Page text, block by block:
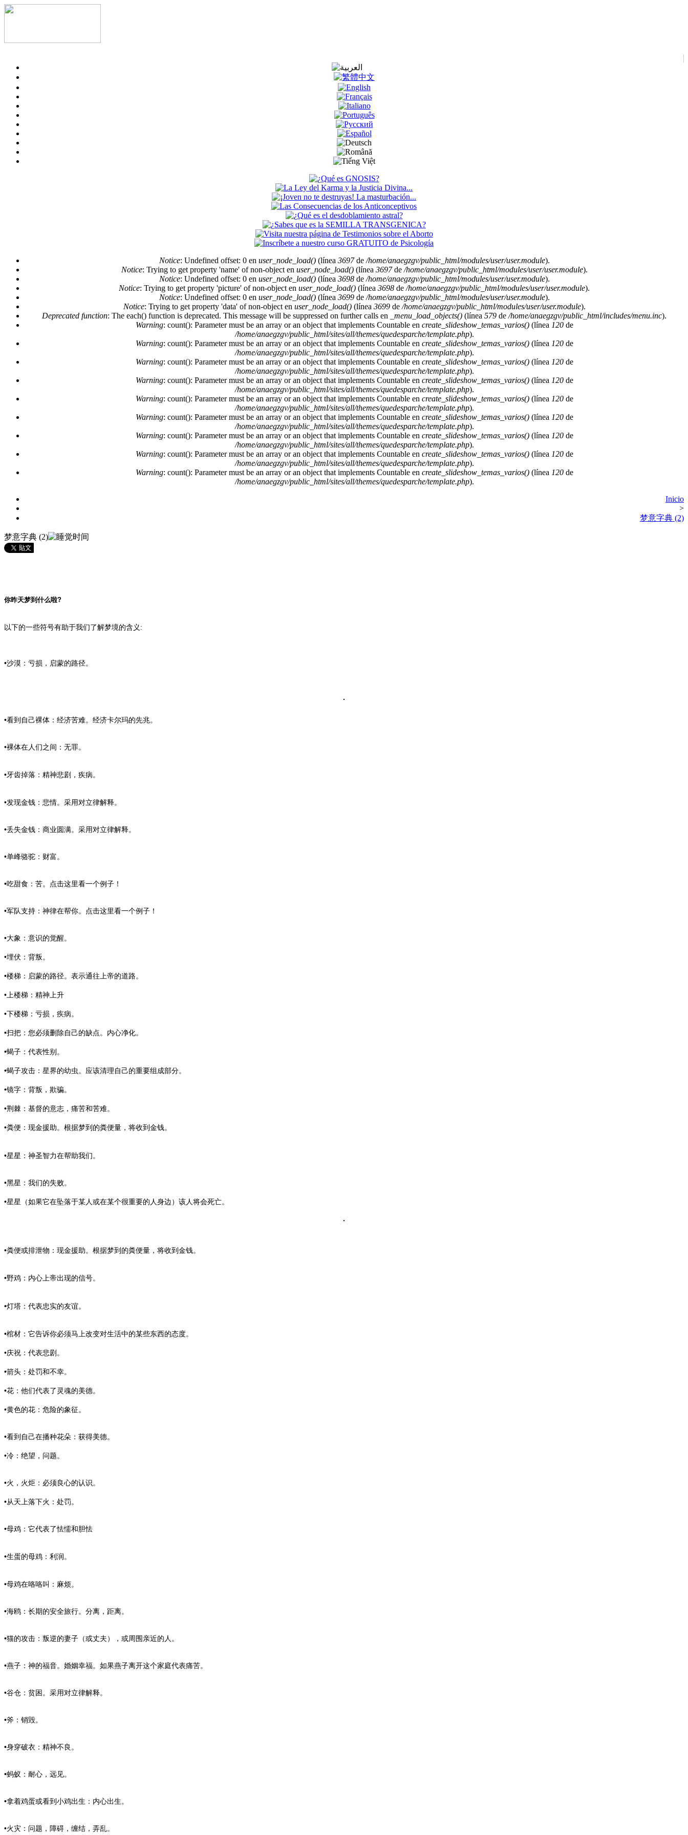
Mensaje de error
Notice: Undefined offset: 0 en user_node_load()(línea 3697de /home/anaegzgv/public_html/modules/user/user.module).
Notice: Trying to get property 'name' of non-object en user_node_load()(línea 3697de /home/anaegzgv/public_html/modules/user/user.module).
Notice: Undefined offset: 0 en user_node_load()(línea 3698de /home/anaegzgv/public_html/modules/user/user.module).
Notice: Trying to get property 'picture' of non-object en user_node_load() (línea 3698 de /home/anaegzgv/public_html/modules/user/user.module).
Notice: Undefined offset: 0 en user_node_load()(línea 3699de /home/anaegzgv/public_html/modules/user/user.module).
Notice: Trying to get property 'data' of non-object en user_node_load()(línea 3699de /home/anaegzgv/public_html/modules/user/user.module).
Deprecated function: The each() function is deprecated. This message will be suppressed on further calls en _menu_load_objects() (línea 579 de /home/anaegzgv/public_html/includes/menu.inc).
Warning: count(): Parameter must be an array or an object that implements Countable en create_slideshow_temas_varios()(línea 120de
/home/anaegzgv/public_html/sites/all/themes/quedesparche/template.php).
Warning: count(): Parameter must be an array or an object that implements Countable en create_slideshow_temas_varios()(línea 120de
/home/anaegzgv/public_html/sites/all/themes/quedesparche/template.php).
Warning: count(): Parameter must be an array or an object that implements Countable en create_slideshow_temas_varios()(línea 120de
/home/anaegzgv/public_html/sites/all/themes/quedesparche/template.php).
Warning: count(): Parameter must be an array or an object that implements Countable en create_slideshow_temas_varios()(línea 120de
/home/anaegzgv/public_html/sites/all/themes/quedesparche/template.php).
Warning: count(): Parameter must be an array or an object that implements Countable en create_slideshow_temas_varios()(línea 120de
/home/anaegzgv/public_html/sites/all/themes/quedesparche/template.php).
Warning: count(): Parameter must be an array or an object that implements Countable en create_slideshow_temas_varios()(línea 120de
/home/anaegzgv/public_html/sites/all/themes/quedesparche/template.php).
Warning: count(): Parameter must be an array or an object that implements Countable en create_slideshow_temas_varios()(línea 120de
/home/anaegzgv/public_html/sites/all/themes/quedesparche/template.php).
Warning: count(): Parameter must be an array or an object that implements Countable en create_slideshow_temas_varios()(línea 120de
/home/anaegzgv/public_html/sites/all/themes/quedesparche/template.php).
Warning: count(): Parameter must be an array or an object that implements Countable en create_slideshow_temas_varios()(línea 120de
/home/anaegzgv/public_html/sites/all/themes/quedesparche/template.php).
Inicio
>
梦意字典 (2)
梦意字典 (2)
你昨天梦到什么啦?
以下的一些符号有助于我们了解梦境的含义:
•沙漠：亏损，启蒙的路径。
•看到自己裸体：经济苦难。经济卡尔玛的先兆。
•裸体在人们之间：无罪。
•牙齿掉落：精神悲剧，疾病。
•发现金钱：悲情。采用对立律解释。
•丢失金钱：商业圆满。采用对立律解释。
•单峰骆驼：财富。
•吃甜食：苦。点击这里看一个例子！
•军队支持：神律在帮你。点击这里看一个例子！
•大象：意识的觉醒。
•埋伏：背叛。
•楼梯：启蒙的路径。表示通往上帝的道路。
•上楼梯：精神上升
•下楼梯：亏损，疾病。
•扫把：您必须删除自己的缺点。内心净化。
•蝎子：代表性别。
•蝎子攻击：星界的幼虫。应该清理自己的重要组成部分。
•镜字：背叛，欺骗。
•荆棘：基督的意志，痛苦和苦难。
•粪便：现金援助。根据梦到的粪便量，将收到金钱。
•星星：神圣智力在帮助我们。
•黑星：我们的失败。
•星星（如果它在坠落于某人或在某个很重要的人身边）该人将会死亡。
•粪便或排泄物：现金援助。根据梦到的粪便量，将收到金钱。
•野鸡：内心上帝出现的信号。
•灯塔：代表忠实的友谊。
•棺材：它告诉你必须马上改变对生活中的某些东西的态度。
•庆祝：代表悲剧。
•箭头：处罚和不幸。
•花：他们代表了灵魂的美德。
•黄色的花：危险的象征。
•看到自己在播种花朵：获得美德。
•冷：绝望，问题。
•火，火炬：必须良心的认识。
•从天上落下火：处罚。
•母鸡：它代表了怯懦和胆怯
•生蛋的母鸡：利润。
•母鸡在咯咯叫：麻烦。
•海鸥：长期的安全旅行。分离，距离。
•猫的攻击：叛逆的妻子（或丈夫），或周围亲近的人。
•燕子：神的福音。婚姻幸福。如果燕子离开这个家庭代表痛苦。
•谷仓：贫困。采用对立律解释。
•斧：销毁。
•身穿破衣：精神不良。
•蚂蚁：耐心，远见。
•拿着鸡蛋或看到小鸡出生：内心出生。
•火灾：问题，障碍，缠结，弄乱。